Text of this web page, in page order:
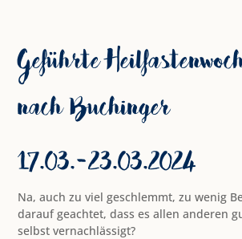
Geführte
nach Buchinger
17.03.-23.03.2024
Na, auch zu viel geschlemmt, zu wenig
darauf geachtet, dass es allen anderen
selbst vernachlässigt?